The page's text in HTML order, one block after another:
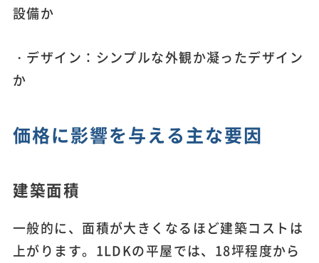
設備か
・デザイン：シンプルな外観か凝ったデザイン
か
価格に影響を与える主な要因
建築面積
一般的に、面積が大きくなるほど建築コストは
上がります。1LDKの平屋では、18坪程度から